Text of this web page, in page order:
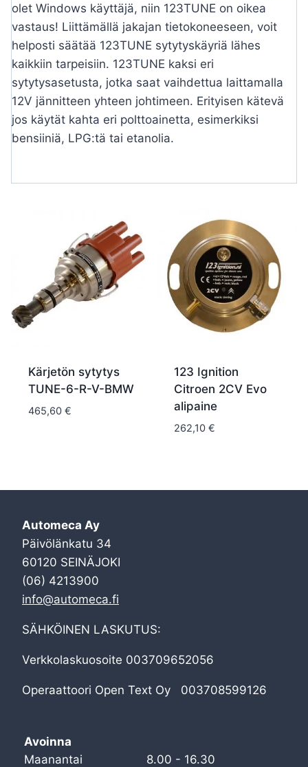
olet Windows käyttäjä, niin 123TUNE on oikea
vastaus! Liittämällä jakajan tietokoneeseen, voit
helposti säätää 123TUNE sytytyskäyriä lähes
kaikkiin tarpeisiin. 123TUNE kaksi eri
sytytysasetusta, jotka saat vaihdettua laittamalla
12V jännitteen yhteen johtimeen. Erityisen kätevä
jos käytät kahta eri polttoainetta, esimerkiksi
bensiiniä, LPG:tä tai etanolia.
Kärjetön sytytys
TUNE-6-R-V-BMW
465,60 €
123 Ignition
Citroen 2CV Evo
alipaine
262,10 €
Automeca Ay
Päivölänkatu 34
60120 SEINÄJOKI
(06) 4213900
info@automeca.fi
SÄHKÖINEN LASKUTUS:
Verkkolaskuosoite 003709652056
Operaattoori Open Text Oy 003708599126
Avoinna
Maanantai
8.00 - 16.30